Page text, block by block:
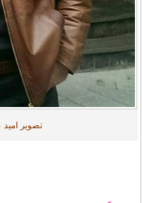
تصویر امید